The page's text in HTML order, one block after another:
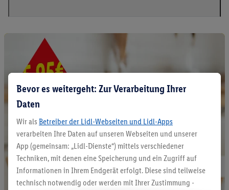
Bevor es weitergeht: Zur Verarbeitung Ihrer
Daten
Wir als Betreiber der Lidl-Webseiten und Lidl-Apps
verarbeiten Ihre Daten auf unseren Webseiten und unserer
App (gemeinsam: „Lidl-Dienste“) mittels verschiedener
Techniken, mit denen eine Speicherung und ein Zugriff auf
Informationen in Ihrem Endgerät erfolgt. Diese sind teilweise
technisch notwendig oder werden mit Ihrer Zustimmung -